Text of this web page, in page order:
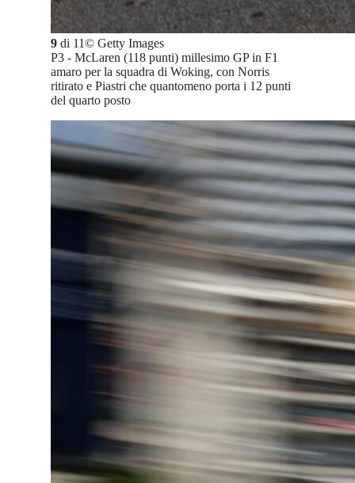
9 di 11© Getty Images
P3 - McLaren (118 punti) millesimo GP in F1
amaro per la squadra di Woking, con Norris
ritirato e Piastri che quantomeno porta i 12 punti
del quarto posto